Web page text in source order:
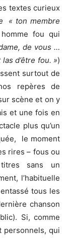
textes curieux
« ton membre
fou qui
de vous …
d’être fou. »)
surtout de
repères de
scène et on y
et une fois en
plus qu’un
le moment
rires – fous ou
sans un
l’habituelle
tous les
chanson
Si, comme
personnels, qui